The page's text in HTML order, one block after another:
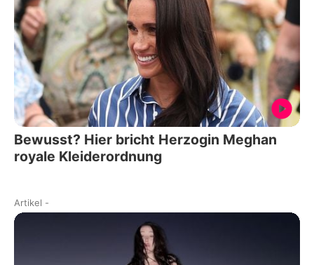
Bewusst? Hier bricht Herzogin Meghan
royale Kleiderordnung
Artikel -